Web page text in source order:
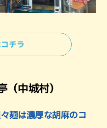
チラ
中城村）
麺は濃厚な胡麻のコ